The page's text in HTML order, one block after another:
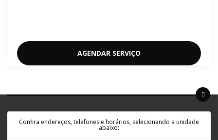
AGENDAR SERVIÇO
Confira endereços, telefones e horários, selecionando a unidade
abaixo: